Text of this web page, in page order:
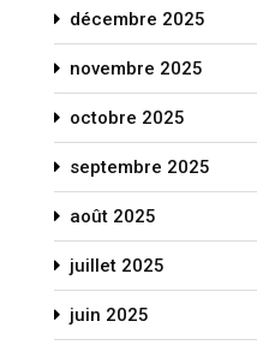
décembre 2025
novembre 2025
octobre 2025
septembre 2025
août 2025
juillet 2025
juin 2025